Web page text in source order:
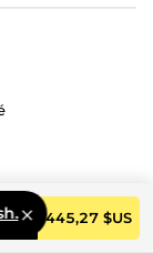
445,27 $US